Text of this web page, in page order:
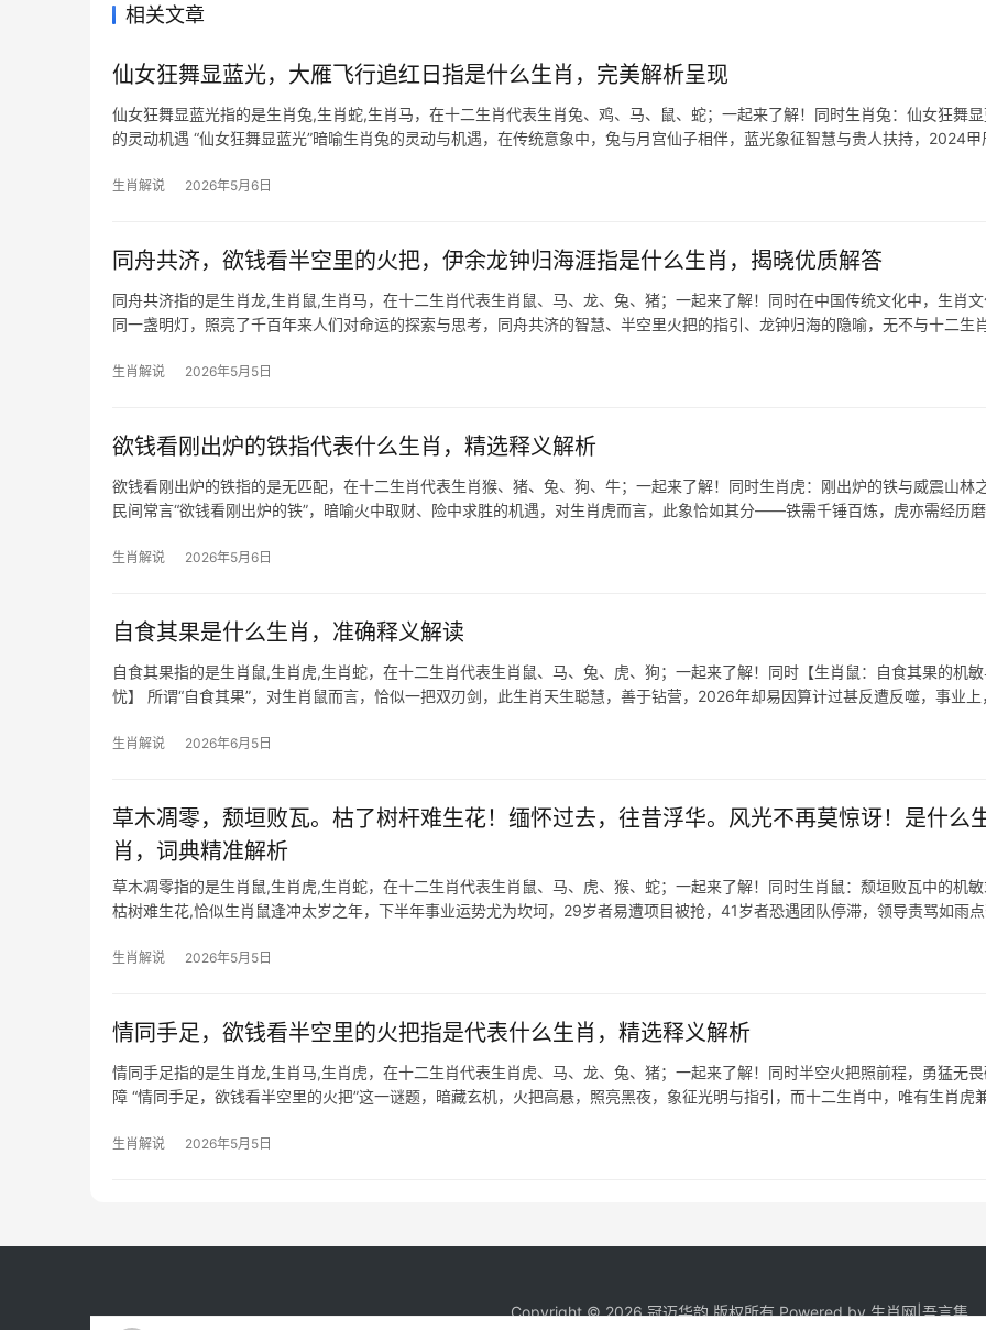
相关文章
仙女狂舞显蓝光，大雁飞行追红日指是什么生肖，完美解析呈现
仙女狂舞显蓝光指的是生肖兔,生肖蛇,生肖马，在十二生肖代表生肖兔、鸡、马、鼠、蛇；一起来了解！同时生肖兔：仙女狂舞
的灵动机遇 “仙女狂舞显蓝光”暗喻生肖兔的灵动与机遇，在传统意象中，兔与月宫仙子相伴，蓝光象征智慧与贵人扶持，2024甲
生肖解说 2026年5月6日
同舟共济，欲钱看半空里的火把，伊余龙钟归海涯指是什么生肖，揭晓优质解答
同舟共济指的是生肖龙,生肖鼠,生肖马，在十二生肖代表生肖鼠、马、龙、兔、猪；一起来了解！同时在中国传统文化中，生肖
同一盏明灯，照亮了千百年来人们对命运的探索与思考，同舟共济的智慧、半空里火把的指引、龙钟归海的隐喻，无不与十二生
生肖解说 2026年5月5日
欲钱看刚出炉的铁指代表什么生肖，精选释义解析
欲钱看刚出炉的铁指的是无匹配，在十二生肖代表生肖猴、猪、兔、狗、牛；一起来了解！同时生肖虎：刚出炉的铁与威震山林
民间常言“欲钱看刚出炉的铁”，暗喻火中取财、险中求胜的机遇，对生肖虎而言，此象恰如其分——铁需千锤百炼，虎亦需经历
生肖解说 2026年5月6日
自食其果是什么生肖，准确释义解读
自食其果指的是生肖鼠,生肖虎,生肖蛇，在十二生肖代表生肖鼠、马、兔、虎、狗；一起来了解！同时【生肖鼠：自食其果的机
忧】 所谓“自食其果”，对生肖鼠而言，恰似一把双刃剑，此生肖天生聪慧，善于钻营，2026年却易因算计过甚反遭反噬，事业上
生肖解说 2026年6月5日
草木凋零，颓垣败瓦。枯了树杆难生花！缅怀过去，往昔浮华。风光不再莫惊讶！是什么
肖，词典精准解析
草木凋零指的是生肖鼠,生肖虎,生肖蛇，在十二生肖代表生肖鼠、马、虎、猴、蛇；一起来了解！同时生肖鼠：颓垣败瓦中的机
枯树难生花,恰似生肖鼠逢冲太岁之年，下半年事业运势尤为坎坷，29岁者易遭项目被抢，41岁者恐遇团队停滞，领导责骂如雨
生肖解说 2026年5月5日
情同手足，欲钱看半空里的火把指是代表什么生肖，精选释义解析
情同手足指的是生肖龙,生肖马,生肖虎，在十二生肖代表生肖虎、马、龙、兔、猪；一起来了解！同时半空火把照前程，勇猛无
障 “情同手足，欲钱看半空里的火把”这一谜题，暗藏玄机，火把高悬，照亮黑夜，象征光明与指引，而十二生肖中，唯有生肖虎
生肖解说 2026年5月5日
Copyright © 2026 冠迈华韵 版权所有 Powered by生肖网|吾言集